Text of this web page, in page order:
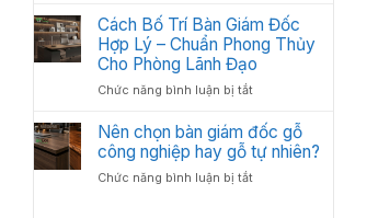
Giám
Đốc
Luôn
Đẹp
Nên
Đầu
Tư
Bàn
Giám
Tân
Cổ
Góc
Cách Bố Trí Bàn Giám Đốc
Hợp Lý – Chuẩn Phong Thủy
Cho Phòng Lãnh Đạo
Chức năng bình luận bị tắtở
Bố
Trí
Bàn
Giám
Nên chọn bàn giám đốc gỗ
công nghiệp hay gỗ tự nhiên?
Chức năng bình luận bị tắtở